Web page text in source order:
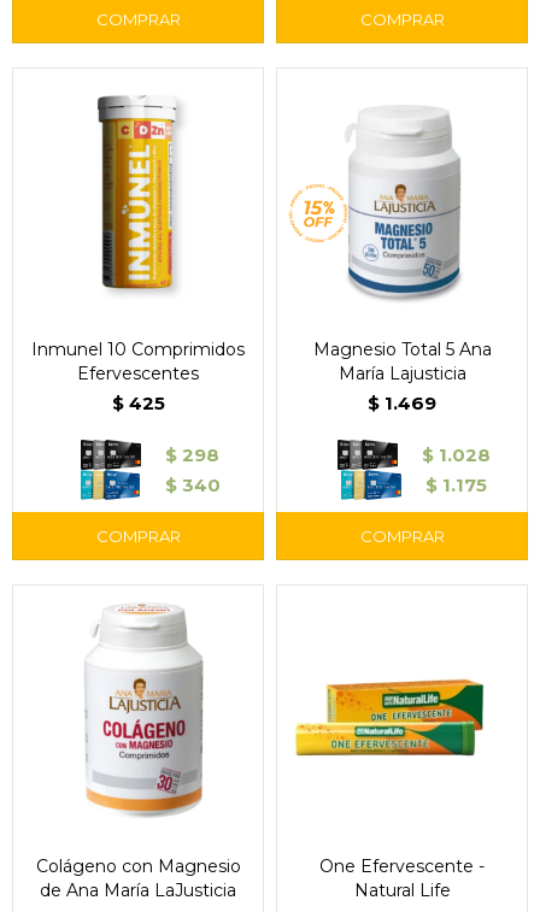
Inmunel 10 Comprimidos
Efervescentes
$ 425
$ 298
$ 340
Magnesio Total 5 Ana
María Lajusticia
$ 1.469
$ 1.028
$ 1.175
Colágeno con Magnesio
de Ana María LaJusticia
One Efervescente -
Natural Life